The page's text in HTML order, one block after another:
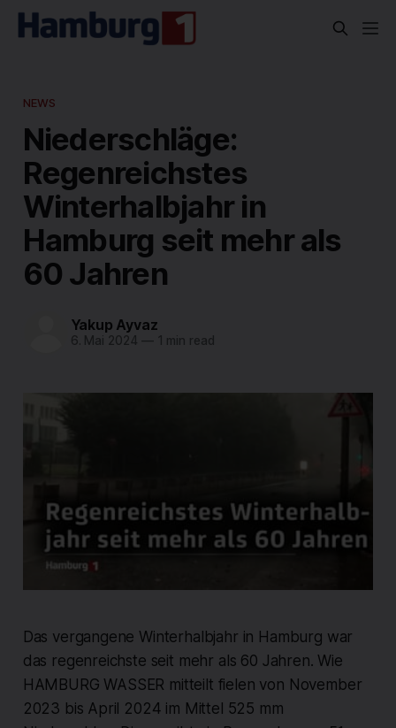
NEWS
Niederschläge:
Regenreichstes
Winterhalbjahr in
Hamburg seit mehr als
60 Jahren
Yakup Ayvaz
6. Mai 2024 —1 min read
Das vergangene Winterhalbjahr in Hamburg war
das regenreichste seit mehr als 60 Jahren. Wie
HAMBURG WASSER mitteilt fielen von November
2023 bis April 2024 im Mittel 525 mm